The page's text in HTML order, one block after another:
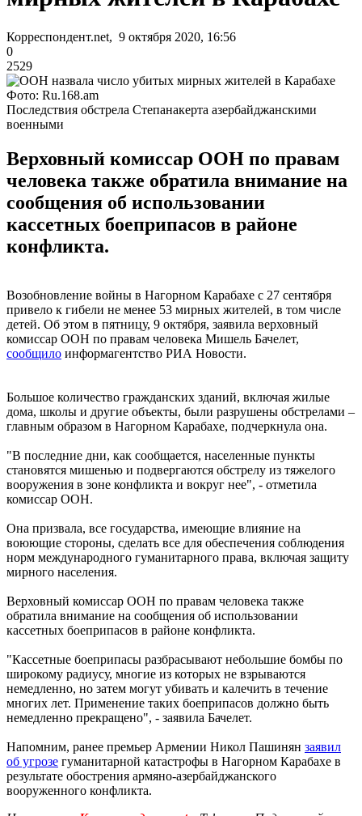
Корреспондент.net, 9 октября 2020, 16:56
0
2529
Фото: Ru.168.am
Последствия обстрела Степанакерта азербайджанскими
военными
Верховный комиссар ООН по правам
человека также обратила внимание на
сообщения об использовании
кассетных боеприпасов в районе
конфликта.
Возобновление войны в Нагорном Карабахе с 27 сентября
привело к гибели не менее 53 мирных жителей, в том числе
детей. Об этом в пятницу, 9 октября, заявила верховный
комиссар ООН по правам человека Мишель Бачелет,
сообщило информагентство РИА Новости.
Большое количество гражданских зданий, включая жилые
дома, школы и другие объекты, были разрушены обстрелами –
главным образом в Нагорном Карабахе, подчеркнула она.
"В последние дни, как сообщается, населенные пункты
становятся мишенью и подвергаются обстрелу из тяжелого
вооружения в зоне конфликта и вокруг нее", - отметила
комиссар ООН.
Она призвала, все государства, имеющие влияние на
воюющие стороны, сделать все для обеспечения соблюдения
норм международного гуманитарного права, включая защиту
мирного населения.
Верховный комиссар ООН по правам человека также
обратила внимание на сообщения об использовании
кассетных боеприпасов в районе конфликта.
"Кассетные боеприпасы разбрасывают небольшие бомбы по
широкому радиусу, многие из которых не взрываются
немедленно, но затем могут убивать и калечить в течение
многих лет. Применение таких боеприпасов должно быть
немедленно прекращено", - заявила Бачелет.
Напомним, ранее премьер Армении Никол Пашинян заявил
об угрозе гуманитарной катастрофы в Нагорном Карабахе в
результате обострения армяно-азербайджанского
вооруженного конфликта.